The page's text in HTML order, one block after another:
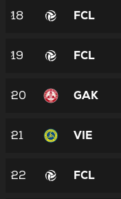
18 FCL
19 FCL
20 GAK
21 VIE
22 FCL